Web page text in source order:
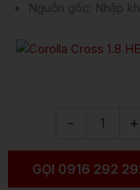
​Nguồn gốc: Nhập
-
HEV
số
+
GỌI 0916 292